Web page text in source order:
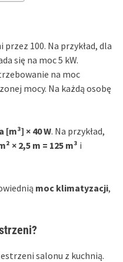
100. Na przykład, dla
się na moc 5 kW.
na moc
mocy. Na każdą osobę
× 40 W. Na przykład,
× 2,5 m = 125 m³ i
moc klimatyzacji,
salonu z kuchnią.